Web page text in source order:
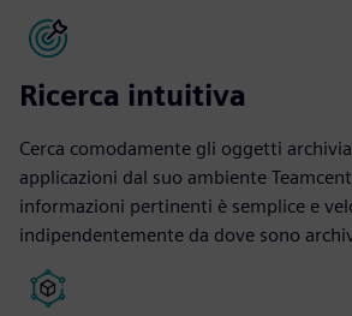
Ricerca intuitiva
Cerca comodamente gli oggetti
applicazioni dal suo ambiente
informazioni pertinenti è semplice e
indipendentemente da dove sono